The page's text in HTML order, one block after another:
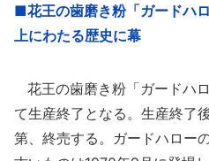
■花王の歯磨き粉「ガードハ
上にわたる歴史に幕
花王の歯磨き粉「ガードハ
て生産終了となる。生産終了
第、終売する。ガードハロー